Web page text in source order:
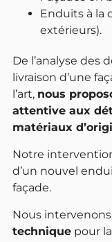
Enduits à la
extérieurs).
De l’analyse des
livraison d’une
l’art, nous
attentive aux
matériaux
Notre
d’un nouvel
façade.
Nous
techniquepour